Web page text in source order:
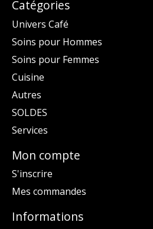
Catégories
Univers Café
Soins pour Hommes
Soins pour Femmes
Cuisine
Autres
SOLDES
Services
Mon compte
S'inscrire
Mes commandes
Informations